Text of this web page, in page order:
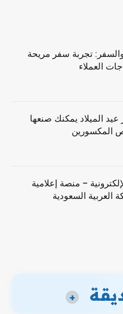
تجربة سفر مريحة
العملاء
عيد الميلاد يمكنك صنعها
المكسورين
– منصة إعلامية
العربية السعودية
+